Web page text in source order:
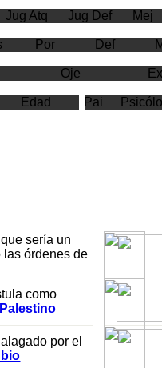
Jug Atq Jug Def Mej
Por Def
Oje
Edad Pai
sería un
las órdenes de
como
Palestino
por el